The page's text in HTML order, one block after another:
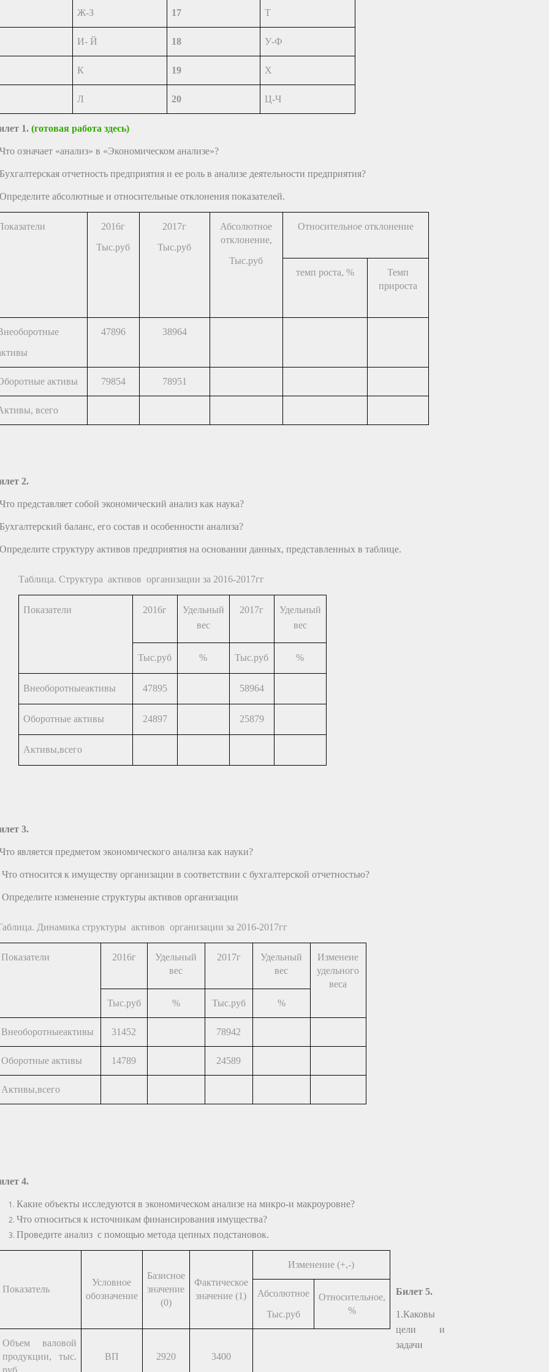
Ж-З 17 Т
И- Й 18 У-Ф
К 19 Х
Л 20 Ц-Ч
1. (готовая работа здесь)
означает «анализ» в «Экономическом анализе»?
отчетность предприятия и ее роль в анализе деятельности предприятия?
абсолютные и относительные отклонения показателей.
2016г
Тыс.руб
2017г
Тыс.руб
Абсолютное
отклонение,
Тыс.руб
Относительное отклонение
темп роста, %
Темп
прироста
47896 38964
активы 79854 78951
всего
2.
представляет собой экономический анализ как наука?
баланс, его состав и особенности анализа?
структуру активов предприятия на основании данных, представленных в таблице.
Таблица. Структура активов организации за 2016-2017гг
Показатели 2016г
Удельный
вес
2017г
Удельный
вес
Тыс.руб % Тыс.руб %
Внеоборотныеактивы 47895 58964
Оборотные активы 24897 25879
Активы,всего
3.
является предметом экономического анализа как науки?
относится к имуществу организации в соответствии с бухгалтерской отчетностью?
изменение структуры активов организации
Динамика структуры активов организации за 2016-2017гг
Показатели 2016г
Удельный
вес
2017г
Удельный
вес
Изменеие
удельного
веса
Тыс.руб
% Тыс.руб %
Внеоборотныеактивы 31452 78942
Оборотные активы 14789 24589
Активы,всего
4.
Какие объекты исследуются в экономическом анализе на микро-и макроуровне?
Что относиться к источникам финансирования имущества?
Проведите анализ с помощью метода цепных подстановок.
Показатель
Условное
обозначение
Базисное
значение
(0)
Фактическое
значение (1)
Изменение (+,-)
Абсолютное
Тыс.руб
Относительное,
%
Объем валовой
продукции, тыс.
руб.
ВП 2920 3400
Билет 5.
1.Каковы
цели и
задачи